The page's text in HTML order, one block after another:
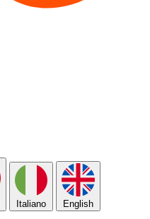
Italiano English